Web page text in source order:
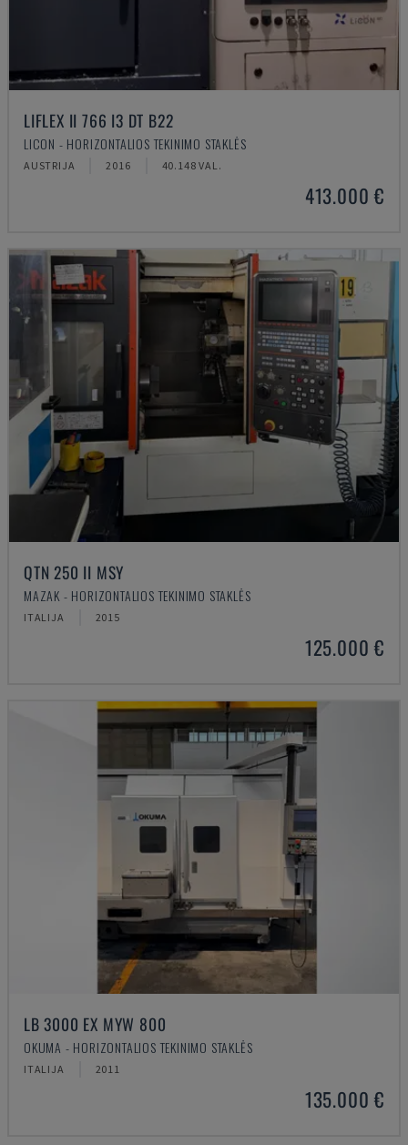
LIFLEX II 766 I3 DT B22
LICON - HORIZONTALIOS TEKINIMO STAKLĖS
AUSTRIJA 2016 40.148 VAL.
413.000 €
QTN 250 II MSY
MAZAK - HORIZONTALIOS TEKINIMO STAKLĖS
ITALIJA 2015
125.000 €
LB 3000 EX MYW 800
OKUMA - HORIZONTALIOS TEKINIMO STAKLĖS
ITALIJA 2011
135.000 €